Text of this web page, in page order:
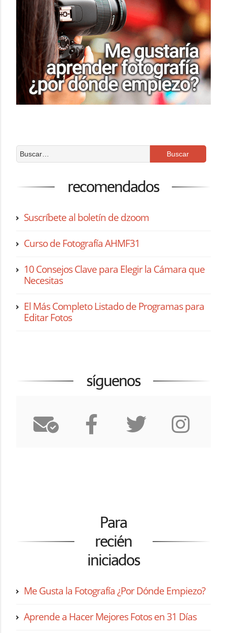
recomendados
Suscríbete al boletín de dzoom
Curso de Fotografía AHMF31
10 Consejos Clave para Elegir la Cámara que
Necesitas
El Más Completo Listado de Programas para
Editar Fotos
síguenos
Para
recién
iniciados
Me Gusta la Fotografía ¿Por Dónde Empiezo?
Aprende a Hacer Mejores Fotos en 31 Días